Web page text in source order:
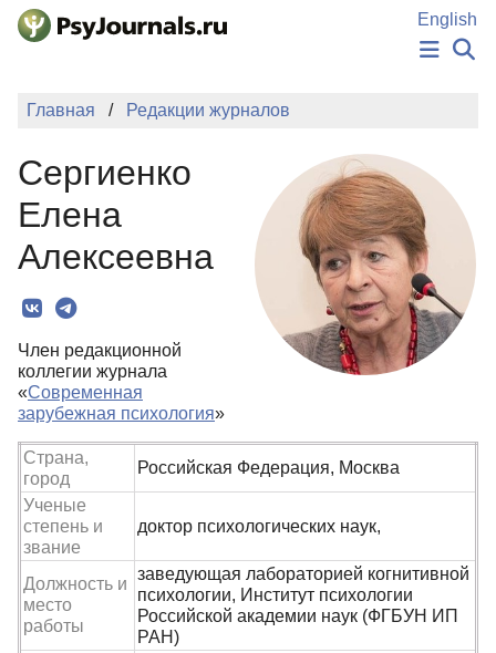
Перейти к основному содержанию
English
НОВОСТИ
ПОДАТЬ РУКОПИСЬ
БАЗА ЗНАНИЙ
КЛЮЧЕВЫЕ СЛОВА
Регистрация
Вход
Главная Редакции журналов
Сергиенко
Елена
Алексеевна
Член редакционной
коллегии журнала
«Современная
зарубежная психология»
Страна,
город
Российская Федерация, Москва
Ученые
степень и
звание
доктор психологических наук,
Должность и
место
работы
заведующая лабораторией когнитивной
психологии, Институт психологии
Российской академии наук (ФГБУН ИП
РАН)